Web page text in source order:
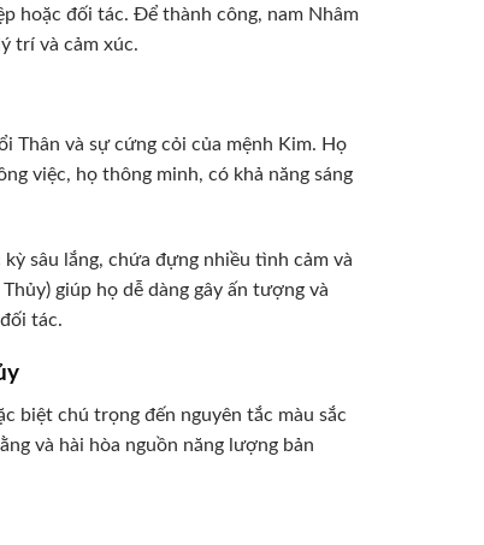
hoặc đối tác. Để thành công, nam Nhâm
trí và cảm xúc.
Thân và sự cứng cỏi của mệnh Kim. Họ
việc, họ thông minh, có khả năng sáng
sâu lắng, chứa đựng nhiều tình cảm và
giúp họ dễ dàng gây ấn tượng và
tác.
biệt chú trọng đến nguyên tắc màu sắc
và hài hòa nguồn năng lượng bản